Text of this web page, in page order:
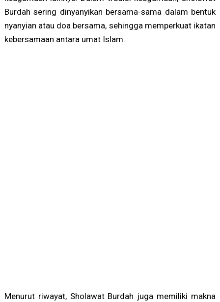
Burdah sering dinyanyikan bersama-sama dalam bentuk
nyanyian atau doa bersama, sehingga memperkuat ikatan
kebersamaan antara umat Islam.
Menurut riwayat, Sholawat Burdah juga memiliki makna